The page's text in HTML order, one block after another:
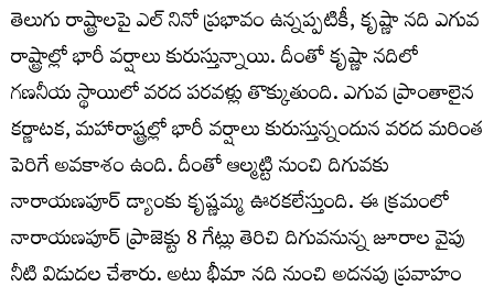
తెలుగు రాష్ట్రాలపై ఎల్ నినో ప్రభావం ఉన్నప్పటికీ, కృష్ణా నది ఎగువ
రాష్ట్రాల్లో భారీ వర్షాలు కురుస్తున్నాయి. దీంతో కృష్ణా నదిలో
గణనీయ స్థాయిలో వరద పరవళ్లు తొక్కుతుంది. ఎగువ ప్రాంతాలైన
కర్ణాటక, మహారాష్ట్రల్లో భారీ వర్షాలు కురుస్తున్నందున వరద మరింత
పెరిగే అవకాశం ఉంది. దీంతో ఆల్మట్టి నుంచి‌ దిగువకు
నారాయణపూర్‌ డ్యాంకు కృష్ణమ్మ ఊరకలేస్తుంది. ఈ క్రమంలో
నారాయణపూర్‌ ప్రాజెక్టు 8 గేట్లు తెరిచి దిగువనున్న జూరాల వైపు
నీటి విడుదల చేశారు. అటు భీమా నది నుంచి అదనపు ప్రవాహం